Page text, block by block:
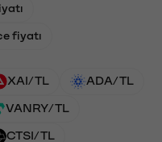
fiyatı
XAI/TL ADA/TL
VANRY/TL
CTSI/TL